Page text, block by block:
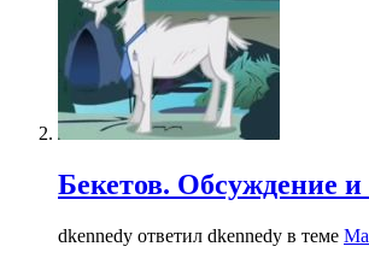
Бекетов. Обсуждение и
dkennedy ответил dkennedy в теме